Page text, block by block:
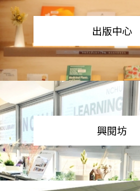
出版中心
興閱坊